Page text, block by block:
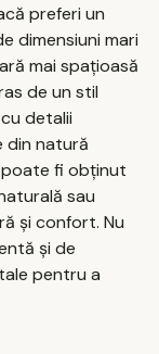
preferi un
dimensiuni mari
mai spațioasă
de un stil
detalii
din natură
poate fi obținut
sau
și confort. Nu
și de
pentru a